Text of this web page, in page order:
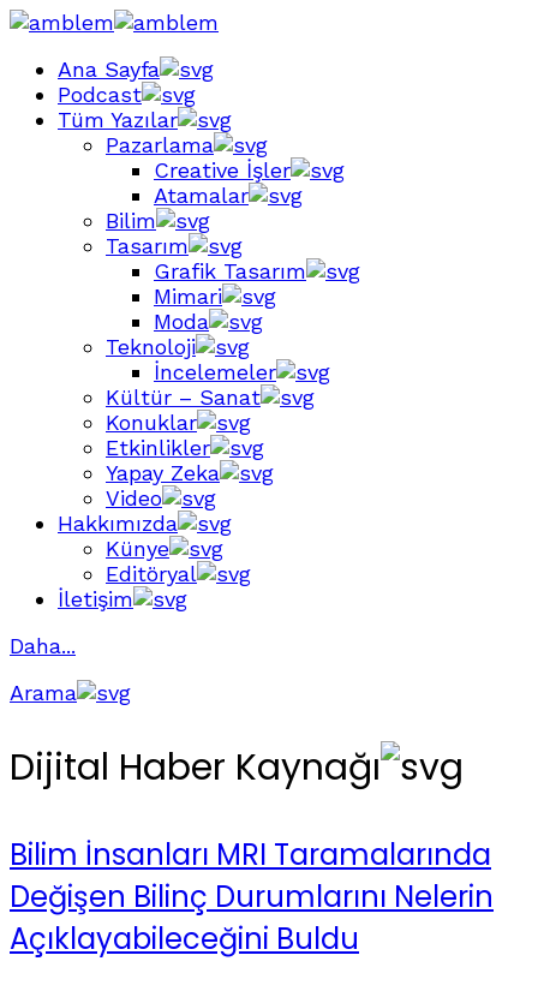
Ana Sayfa
Podcast
Tüm Yazılar
Pazarlama
Creative İşler
Atamalar
Bilim
Tasarım
Grafik Tasarım
Mimari
Moda
Teknoloji
İncelemeler
Kültür – Sanat
Konuklar
Etkinlikler
Yapay Zeka
Video
Hakkımızda
Künye
Editöryal
İletişim
Daha...
Arama
Dijital Haber Kaynağı
Bilim İnsanları MRI Taramalarında
Değişen Bilinç Durumlarını Nelerin
Açıklayabileceğini Buldu